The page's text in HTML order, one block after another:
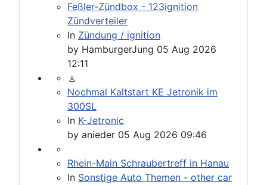
Feßler-Zündbox - 123ignition
Zündverteiler
In Zündung / ignition
by HamburgerJung 05 Aug 2026
12:11
Nochmal Kaltstart KE Jetronik im
300SL
In K-Jetronic
by anieder 05 Aug 2026 09:46
Rhein-Main Schraubertreff in Hanau
In Sonstige Auto Themen - other car